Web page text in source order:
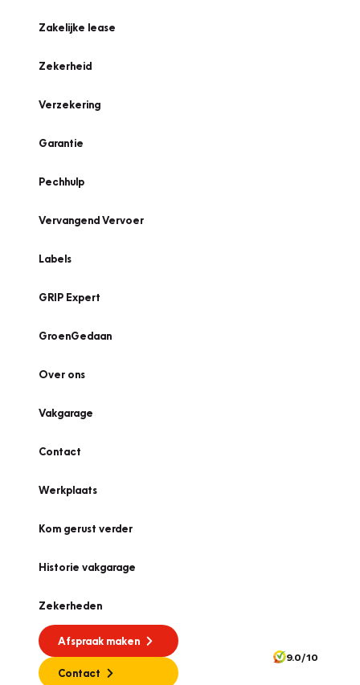
Zakelijke lease
Zekerheid
Verzekering
Garantie
Pechhulp
Vervangend Vervoer
Labels
GRIP Expert
GroenGedaan
Over ons
Vakgarage
Contact
Werkplaats
Kom gerust verder
Historie vakgarage
Zekerheden
Afspraak maken
Contact
9.0/10